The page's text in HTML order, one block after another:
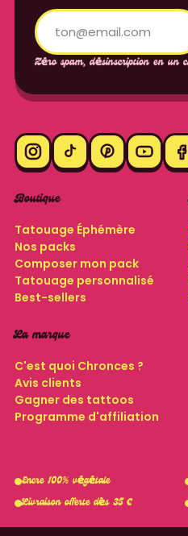
Translation missing:
Zéro spam, désinscription en un
Boutique
Tatouage Éphémère
Nos packs
Composer mon pack
Tatouage personnalisé
Best-sellers
La marque
C'est quoi Chronces ?
Avis clients
Gagner des tattoos
Programme d'affiliation
Encre 100% végétale
Livraison offerte dès 35 €